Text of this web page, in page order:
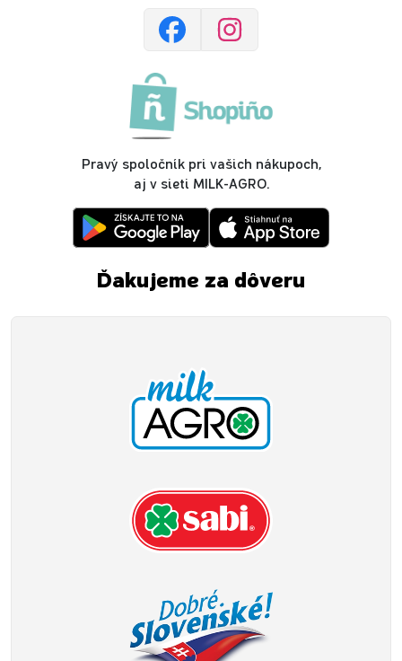
Pravý spoločník pri vašich nákupoch,
aj v sieti MILK-AGRO.
Ďakujeme za dôveru